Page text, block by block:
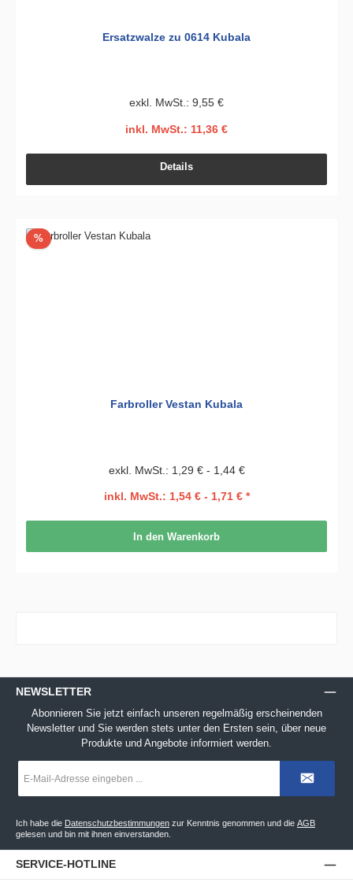
Ersatzwalze zu 0614 Kubala
exkl. MwSt.: 9,55 €
inkl. MwSt.: 11,36 €
Details
%Rabatt
Farbroller Vestan Kubala
exkl. MwSt.: 1,29 € - 1,44 €
inkl. MwSt.: 1,54 € - 1,71 € *
In den Warenkorb
NEWSLETTER
Abonnieren Sie jetzt einfach unseren regelmäßig erscheinenden
Newsletter und Sie werden stets unter den Ersten sein, über neue
Produkte und Angebote informiert werden.
Mail-
*
Ich habe die Datenschutzbestimmungen zur Kenntnis genommen und die AGB
gelesen und bin mit ihnen einverstanden.
SERVICE-HOTLINE